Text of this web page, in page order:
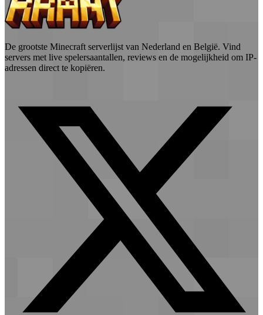
De grootste Minecraft serverlijst van Nederland en België. Vind
servers met live spelersaantallen, reviews en de mogelijkheid om IP-
adressen direct te kopiëren.